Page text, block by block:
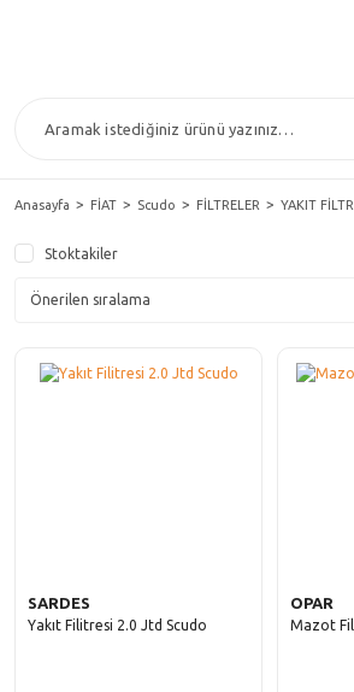
Anasayfa FİAT Scudo FİLTRELER YAKIT
Stoktakiler
SARDES
Yakıt Filitresi 2.0 Jtd Scudo
OPAR
Mazot